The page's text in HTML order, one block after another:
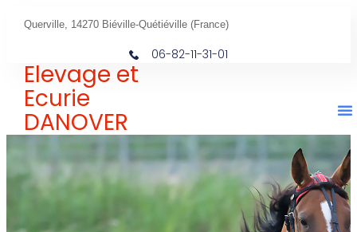
Querville, 14270 Biéville-Quétiéville (France)
06-82-11-31-01
Elevage et
Ecurie
DANOVER